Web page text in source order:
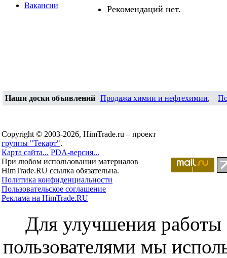
Вакансии
Рекомендаций нет.
Наши доски объявлений Продажа химии и нефтехимии,
Copyright © 2003-2026, HimTrade.ru – проект
группы "Текарт".
Карта сайта... PDA-версия...
При любом использовании материалов
HimTrade.RU ссылка обязательна.
Политика конфиденциальности
Пользовательское соглашение
Реклама на HimTrade.RU
Для улучшения работы
пользователями мы